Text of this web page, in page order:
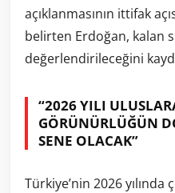
açıklanmasının ittifak
belirten Erdoğan, kalan
değerlendirileceğini
“2026 YILI
GÖRÜNÜRLÜĞÜN
SENE OLACAK”
Türkiye’nin 2026 yılında